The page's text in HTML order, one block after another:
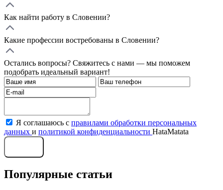
Как найти работу в Словении?
Какие профессии востребованы в Словении?
Остались вопросы? Свяжитесь с нами — мы поможем
подобрать идеальный вариант!
Я соглашаюсь с правилами обработки персональных
данных и политикой конфиденциальности HataMatata
Популярные статьи